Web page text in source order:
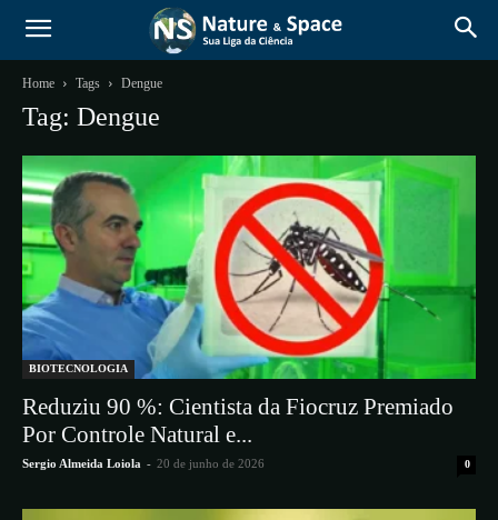
Home Tags Dengue
Tag: Dengue
BIOTECNOLOGIA
Reduziu 90 %: Cientista da Fiocruz Premiado
Por Controle Natural e...
Sergio Almeida Loiola - 20 de junho de 2026 0